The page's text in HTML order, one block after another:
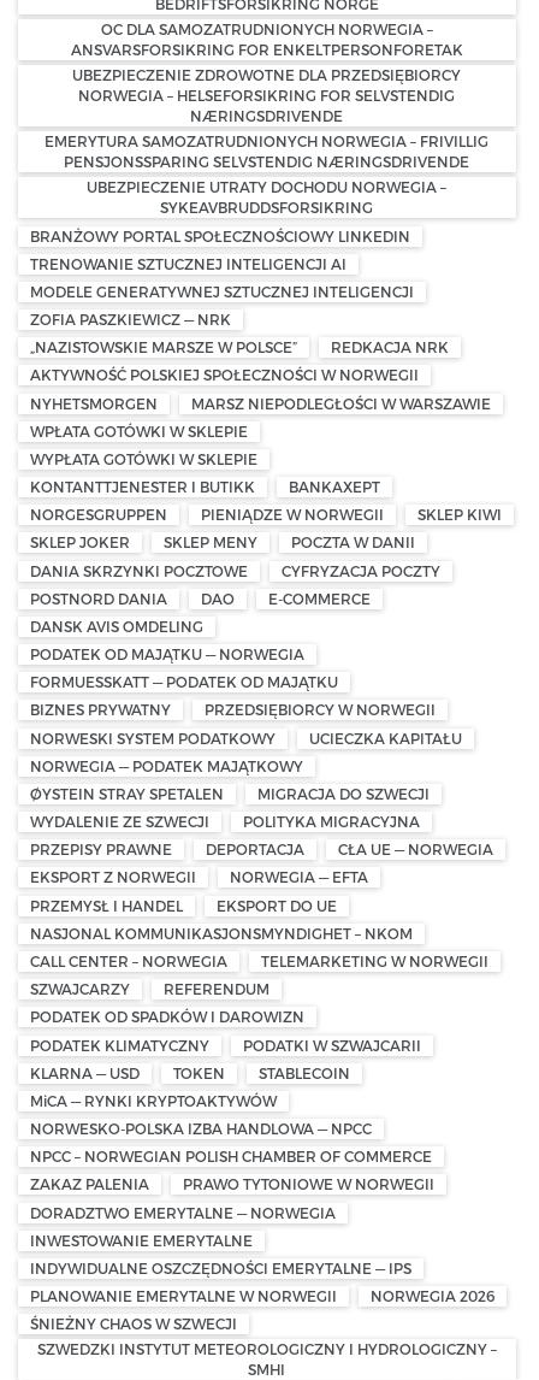
OC DLA SAMOZATRUDNIONYCH NORWEGIA –
ANSVARSFORSIKRING FOR ENKELTPERSONFORETAK
UBEZPIECZENIE ZDROWOTNE DLA PRZEDSIĘBIORCY
NORWEGIA – HELSEFORSIKRING FOR SELVSTENDIG
NÆRINGSDRIVENDE
EMERYTURA SAMOZATRUDNIONYCH NORWEGIA – FRIVILLIG
PENSJONSSPARING SELVSTENDIG NÆRINGSDRIVENDE
UBEZPIECZENIE UTRATY DOCHODU NORWEGIA –
SYKEAVBRUDDSFORSIKRING
BRANŻOWY PORTAL SPOŁECZNOŚCIOWY LINKEDIN
TRENOWANIE SZTUCZNEJ INTELIGENCJI AI
MODELE GENERATYWNEJ SZTUCZNEJ INTELIGENCJI
ZOFIA PASZKIEWICZ — NRK
„NAZISTOWSKIE MARSZE W POLSCE”
REDKACJA NRK
AKTYWNOŚĆ POLSKIEJ SPOŁECZNOŚCI W NORWEGII
NYHETSMORGEN
MARSZ NIEPODLEGŁOŚCI W WARSZAWIE
WPŁATA GOTÓWKI W SKLEPIE
WYPŁATA GOTÓWKI W SKLEPIE
KONTANTTJENESTER I BUTIKK
BANKAXEPT
NORGESGRUPPEN
PIENIĄDZE W NORWEGII
SKLEP KIWI
SKLEP JOKER
SKLEP MENY
POCZTA W DANII
DANIA SKRZYNKI POCZTOWE
CYFRYZACJA POCZTY
POSTNORD DANIA
DAO
E-COMMERCE
DANSK AVIS OMDELING
PODATEK OD MAJĄTKU — NORWEGIA
FORMUESSKATT — PODATEK OD MAJĄTKU
BIZNES PRYWATNY
PRZEDSIĘBIORCY W NORWEGII
NORWESKI SYSTEM PODATKOWY
UCIECZKA KAPITAŁU
NORWEGIA — PODATEK MAJĄTKOWY
ØYSTEIN STRAY SPETALEN
MIGRACJA DO SZWECJI
WYDALENIE ZE SZWECJI
POLITYKA MIGRACYJNA
PRZEPISY PRAWNE
DEPORTACJA
CŁA UE — NORWEGIA
EKSPORT Z NORWEGII
NORWEGIA — EFTA
PRZEMYSŁ I HANDEL
EKSPORT DO UE
NASJONAL KOMMUNIKASJONSMYNDIGHET – NKOM
CALL CENTER – NORWEGIA
TELEMARKETING W NORWEGII
SZWAJCARZY
REFERENDUM
PODATEK OD SPADKÓW I DAROWIZN
PODATEK KLIMATYCZNY
PODATKI W SZWAJCARII
KLARNA — USD
TOKEN
STABLECOIN
MiCA — RYNKI KRYPTOAKTYWÓW
NORWESKO-POLSKA IZBA HANDLOWA — NPCC
NPCC – NORWEGIAN POLISH CHAMBER OF COMMERCE
ZAKAZ PALENIA
PRAWO TYTONIOWE W NORWEGII
DORADZTWO EMERYTALNE — NORWEGIA
INWESTOWANIE EMERYTALNE
INDYWIDUALNE OSZCZĘDNOŚCI EMERYTALNE — IPS
PLANOWANIE EMERYTALNE W NORWEGII
NORWEGIA 2026
ŚNIEŻNY CHAOS W SZWECJI
SZWEDZKI INSTYTUT METEOROLOGICZNY I HYDROLOGICZNY –
SMHI